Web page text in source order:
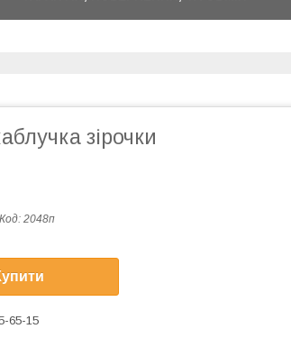
зірочки
Код: 2048п
65-15